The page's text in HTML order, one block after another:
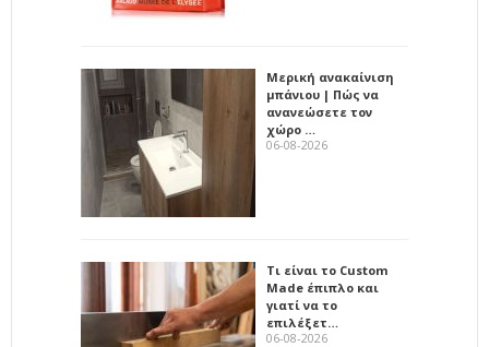
Μερική ανακαίνιση
μπάνιου | Πώς να
ανανεώσετε τον
χώρο …
06-08-2026
Τι είναι το Custom
Made έπιπλο και
γιατί να το
επιλέξετ…
06-08-2026